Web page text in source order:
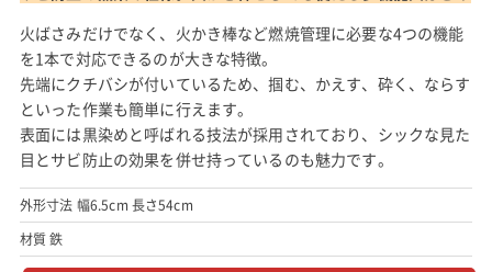
火ばさみだけでなく、火かき棒など燃焼管理に必要な4つの機能
を1本で対応できるのが大きな特徴。
先端にクチバシが付いているため、掴む、かえす、砕く、ならす
といった作業も簡単に行えます。
表面には黒染めと呼ばれる技法が採用されており、シックな見た
目とサビ防止の効果を併せ持っているのも魅力です。
外形寸法 幅6.5cm 長さ54cm
材質 鉄